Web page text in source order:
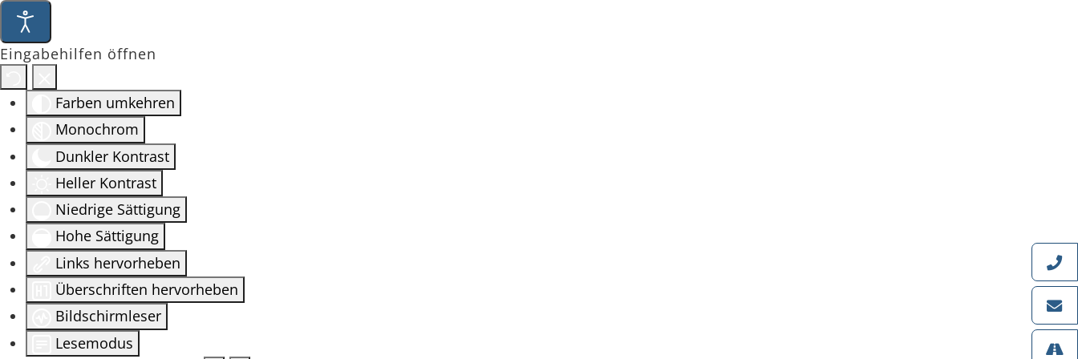
Eingabehilfen öffnen
Farben umkehren
Monochrom
Dunkler Kontrast
Heller Kontrast
Niedrige Sättigung
Hohe Sättigung
Links hervorheben
Überschriften hervorheben
Bildschirmleser
Lesemodus